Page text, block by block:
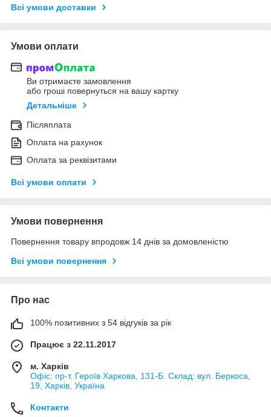
Всі умови доставки
Умови оплати
Ви отримаєте замовлення
або гроші повернуться на вашу картку
Детальніше
Післяплата
Оплата на рахунок
Оплата за реквізитами
Всі умови оплати
Умови повернення
Повернення товару впродовж 14 днів за домовленістю
Всі умови повернення
Про нас
100% позитивних з 54 відгуків за рік
Працює з 22.11.2017
м. Харків
Офіс: пр-т. Героїв Харкова, 131-Б. Склад: вул. Беркоса,
19, Харків, Україна
Контакти